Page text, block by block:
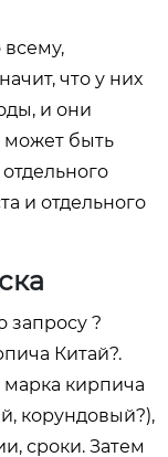
всему,
что у них
и они
может быть
и отдельного
запросу ?
Китай?.
кирпича
корундовый?),
сроки. Затем